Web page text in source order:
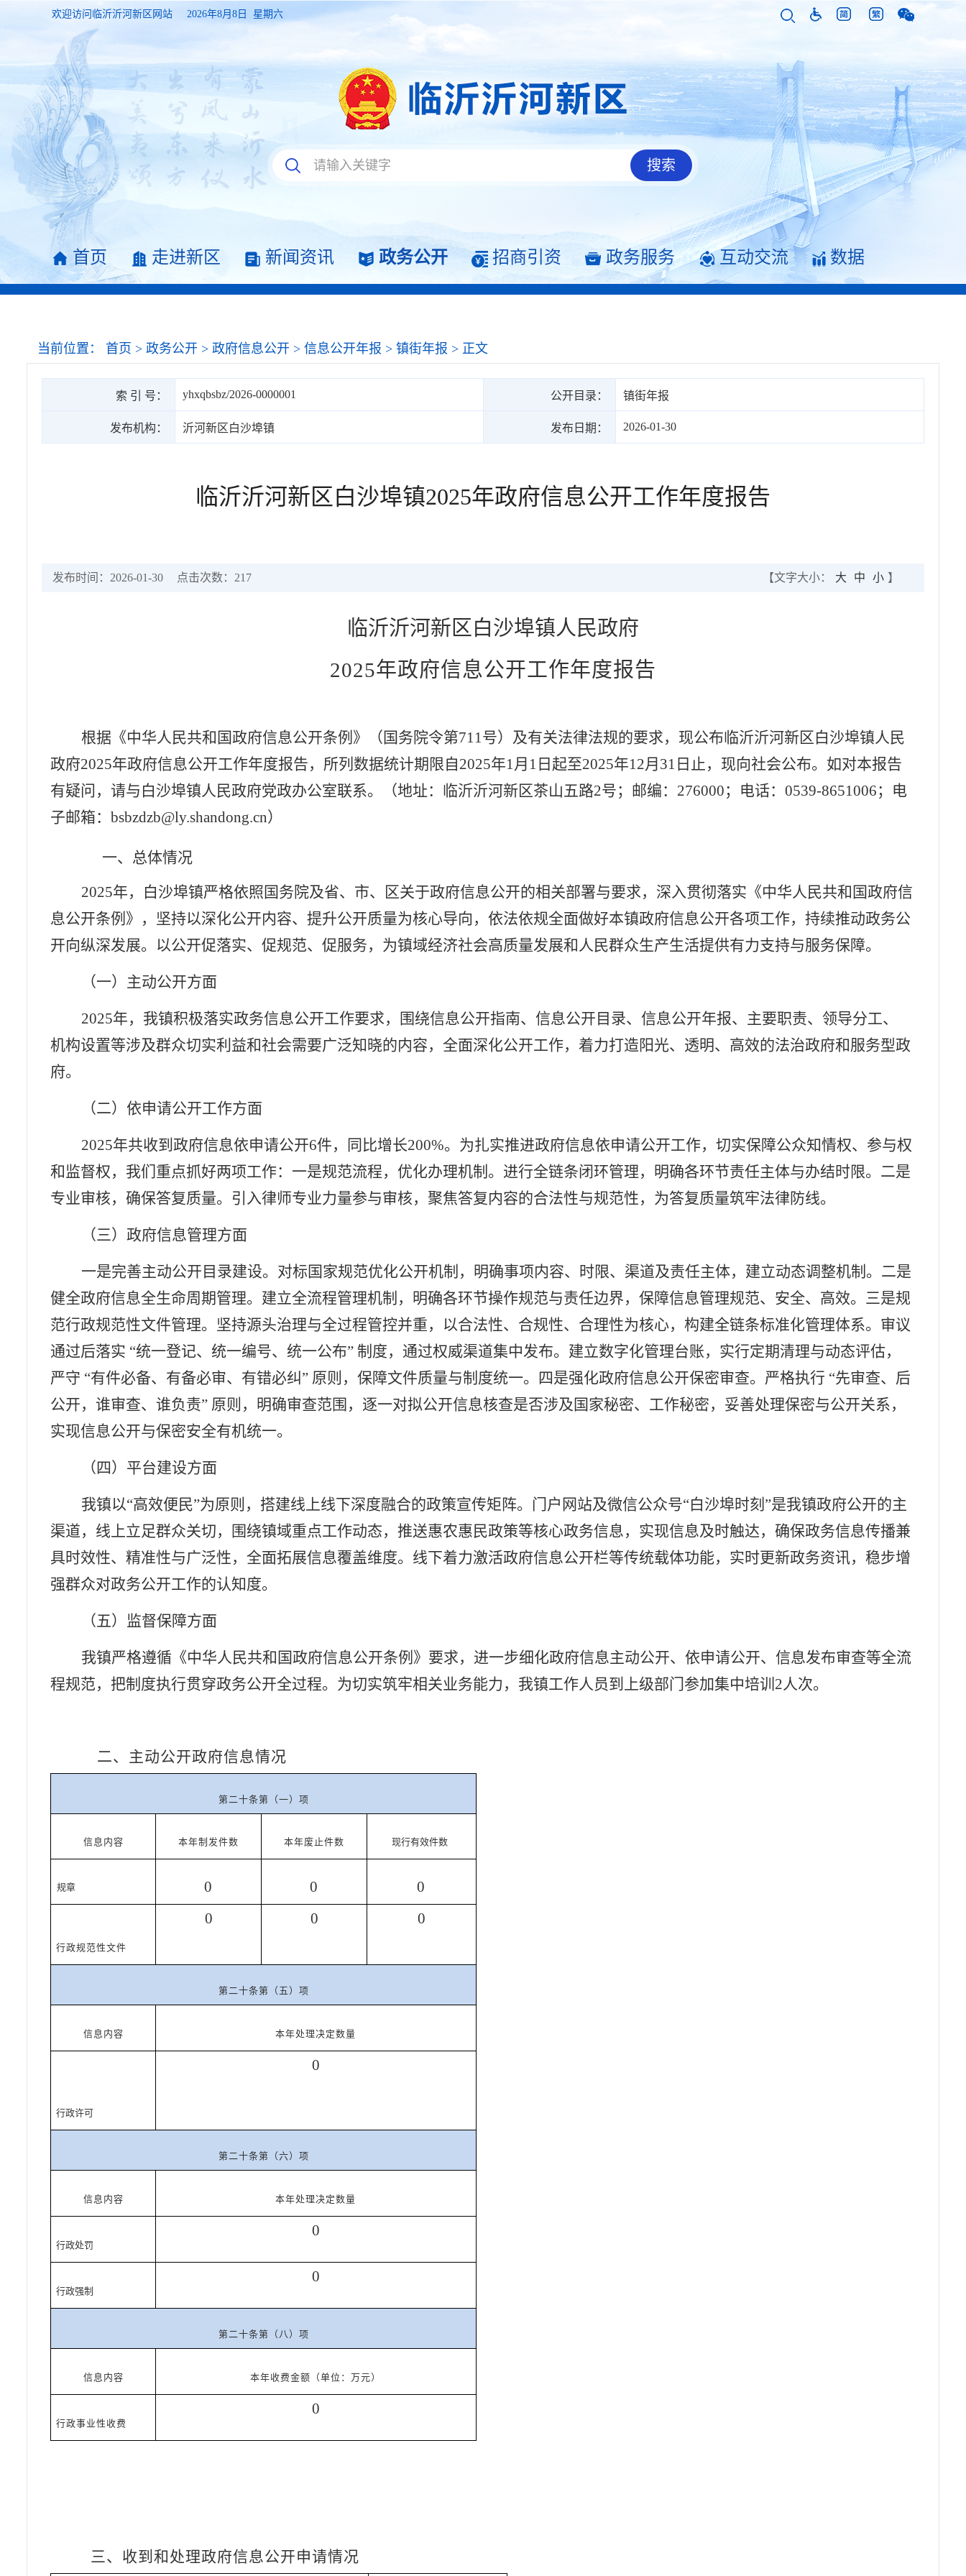
欢迎访问临沂沂河新区网站 2026年8月8日 星期六
首页 走进新区 新闻资讯 政务公开 招商引资 政务服务 互动交流 数据
当前位置： 首页 > 政务公开 > 政府信息公开 > 信息公开年报 > 镇街年报 > 正文
索 引 号： yhxqbsbz/2026-0000001 公开目录： 镇街年报
发布机构： 沂河新区白沙埠镇 发布日期： 2026-01-30
临沂沂河新区白沙埠镇2025年政府信息公开工作年度报告
发布时间：2026-01-30 点击次数： 217 【文字大小： 大 中 小 】
临沂沂河新区白沙埠镇人民政府
2025年政府信息公开工作年度报告
根据《中华人民共和国政府信息公开条例》（国务院令第711号）及有关法律法规的要求，现公布临沂沂河新区白沙埠镇人民
政府2025年政府信息公开工作年度报告，所列数据统计期限自2025年1月 1 日起至2025年12月 31 日止 ，现向社会公布。如对本报告
有疑问，请与白沙埠镇人民政府党政办公室联系。
（地址：临沂沂河新区茶山五路2号；邮编： 276000；电话：0539-8651006；电
子邮箱：bsbzdzb@ly.shandong.cn）
一、总体情况
2025年，白沙埠镇严格依照国务院及省、市、区关于政府信息公开的相关部署与要求，深入贯彻落实《中华人民共和国政府信
息公开条例》，坚持以深化公开内容、提升公开质量为核心导向，依法依规全面做好本镇政府信息公开各项工作，持续推动政务公
开向纵深发展。以公开促落实、促规范、促服务，为镇域经济社会高质量发展和人民群众生产生活提供有力支持与服务保障。
（一）主动公开方面
2025年，我镇积极落实政务信息公开工作要求，围绕信息公开指南、信息公开目录、信息公开年报、主要职责、领导分工、
机构设置等涉及群众切实利益和社会需要广泛知晓的内容，全面深化公开工作，着力打造阳光、透明、高效的法治政府和服务型政
府。
（二）依申请公开工作方面
2025年共收到政府信息依申请公开6件，同比增长200%。为扎实推进政府信息依申请公开工作，切实保障公众知情权、参与权
和监督权，我们重点抓好两项工作：一是规范流程，优化办理机制。进行全链条闭环管理，明确各环节责任主体与办结时限。二是
专业审核，确保答复质量。引入律师专业力量参与审核，聚焦答复内容的合法性与规范性，为答复质量筑牢法律防线。
（三）政府信息管理方面
一是完善主动公开目录建设。对标国家规范优化公开机制，明确事项内容、时限、渠道及责任主体，建立动态调整机制。二是
健全政府信息全生命周期管理。建立全流程管理机制，明确各环节操作规范与责任边界，保障信息管理规范、安全、高效。三是规
范行政规范性文件管理。坚持源头治理与全过程管控并重，以合法性、合规性、合理性为核心，构建全链条标准化管理体系。审议
通过后落实 “统一登记、统一编号、统一公布” 制度，通过权威渠道集中发布。建立数字化管理台账，实行定期清理与动态评估，
严守 “有件必备、有备必审、有错必纠” 原则 ，保障文件质量与制度统一。四是强化政府信息公开保密审查。严格执行 “先审查、后
公开，谁审查、谁负责” 原则，明确审查范围，逐一对拟公开信息核查是否涉及国家秘密、工作秘密，妥善处理保密与公开关系，
实现信息公开与保密安全有机统一。
（四）平台建设方面
我镇以“高效便民”为原则，搭建线上线下深度融合的政策宣传矩阵。 门户网站及微信公众号“白沙埠时刻”是我镇政府公开的主
渠道，线上立足群众关切，围绕镇域重点工作动态，推送惠农惠民政策等核心政务信息，实现信息及时触达，确保政务信息传播兼
具时效性、精准性与广泛性，全面拓展信息覆盖维度。线下着力激活政府信息公开栏等传统载体功能，实时更新政务资讯，稳步增
强群众对政务公开工作的认知度。
（五）监督保障方面
我镇严格遵循《中华人民共和国政府信息公开条例》要求，进一步细化政府信息主动公开、依申请公开、信息发布审查等全流
程规范，把制度执行贯穿政务公开全过程。为切实筑牢相关业务能力，我镇工作人员到上级部门参加集中培训 2人次。
二、主动公开政府信息情况
第二十条第（一）项
信息内容 本年制发件数 本年废止件数 现行有效件数
规章 0 0 0
行政规范性文件
0 0 0
第二十条第（五）项
信息内容 本年处理决定数量
行政许可
0
第二十条第（六）项
信息内容 本年处理决定数量
行政处罚
0
行政强制
0
第二十条第（八）项
信息内容 本年收费金额（单位：万元）
行政事业性收费
0
三、收到和处理政府信息公开申请情况